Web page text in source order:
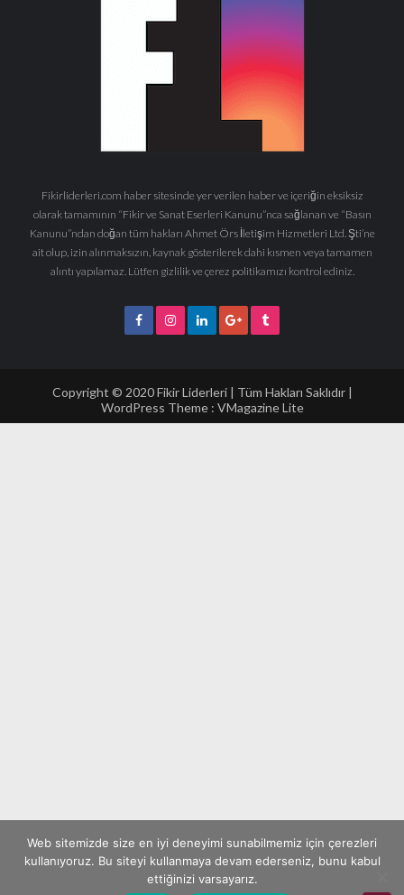
Fikirliderleri.com haber sitesinde yer verilen haber ve içeriğin eksiksiz
olarak tamamının “Fikir ve Sanat Eserleri Kanunu”nca sağlanan ve “Basın
Kanunu”ndan doğan tüm hakları Ahmet Örs İletişim Hizmetleri Ltd. Şti’ne
ait olup, izin alınmaksızın, kaynak gösterilerek dahi kısmen veya tamamen
alıntı yapılamaz. Lütfen gizlilik ve çerez politikamızı kontrol ediniz.
Copyright © 2020 Fikir Liderleri | Tüm Hakları Saklıdır |
WordPress Theme : VMagazine Lite
Web sitemizde size en iyi deneyimi sunabilmemiz için çerezleri
kullanıyoruz. Bu siteyi kullanmaya devam ederseniz, bunu kabul
ettiğinizi varsayarız.